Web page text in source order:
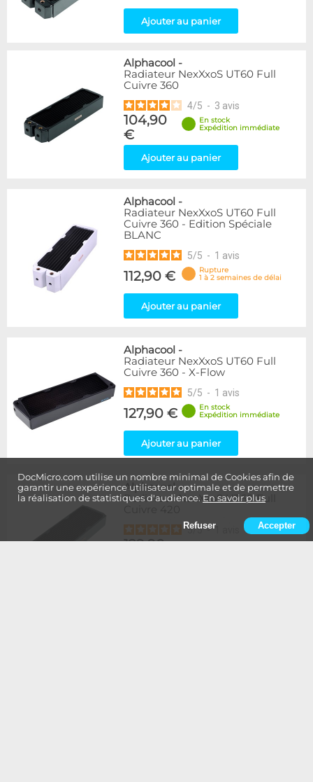
DocMicro.com utilise un nombre minimal de Cookies afin de
garantir une expérience utilisateur optimale et de permettre
la réalisation de statistiques d'audience. En savoir plus
Refuser Accepter
Ajouter au panier
Alphacool -
Radiateur NexXxoS UT60 Full
Cuivre 360
4/5 - 3 avis
104,90
€
En stock
Expédition immédiate
Ajouter au panier
Alphacool -
Radiateur NexXxoS UT60 Full
Cuivre 360 - Edition Spéciale
BLANC
5/5 - 1 avis
112,90 €
Rupture
1 à 2 semaines de délai
Ajouter au panier
Alphacool -
Radiateur NexXxoS UT60 Full
Cuivre 360 - X-Flow
5/5 - 1 avis
127,90 €
En stock
Expédition immédiate
Ajouter au panier
Alphacool-
Radiateur NexXxoS UT60 Full
5/5-
129,90